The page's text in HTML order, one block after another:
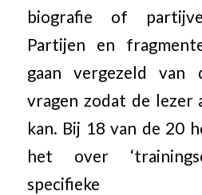
biografie of
Partijen en
gaan vergezeld van
vragen zodat de lezer
kan. Bij 18 van de 20
het over
specifieke